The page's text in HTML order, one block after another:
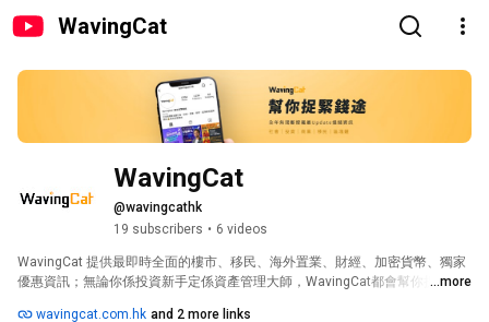
WavingCat
WavingCat
@wavingcathk
19 subscribers • 6 videos
WavingCat 提供最即時全面的樓市、移民、海外置業、財經、加密貨幣、獨家
優惠資訊；無論你係投資新手定係資產管理大師，WavingCat都會幫你捉緊錢
...more
wavingcat.com.hk and 2 more links